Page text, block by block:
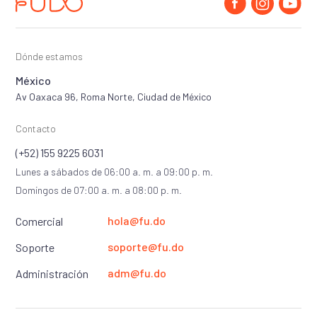
Dónde estamos
México
Av Oaxaca 96, Roma Norte, Ciudad de México
Contacto
(+52) 155 9225 6031
Lunes a sábados de 06:00 a. m. a 09:00 p. m.
Domingos de 07:00 a. m. a 08:00 p. m.
Comercial
hola@fu.do
Soporte
soporte@fu.do
Administración
adm@fu.do